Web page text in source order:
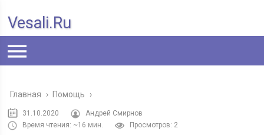
Vesali.ru
Главная › Помощь ›
31.10.2020
Андрей Смирнов
Время чтения: ~16 мин.
Просмотров: 2